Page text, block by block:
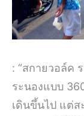
: “สกายวอล์ค
ระนองแบบ
เดินขึ้นไป แต่